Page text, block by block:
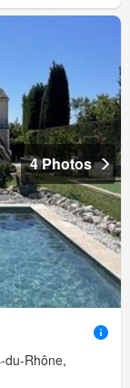
4 Photos
du-Rhône,